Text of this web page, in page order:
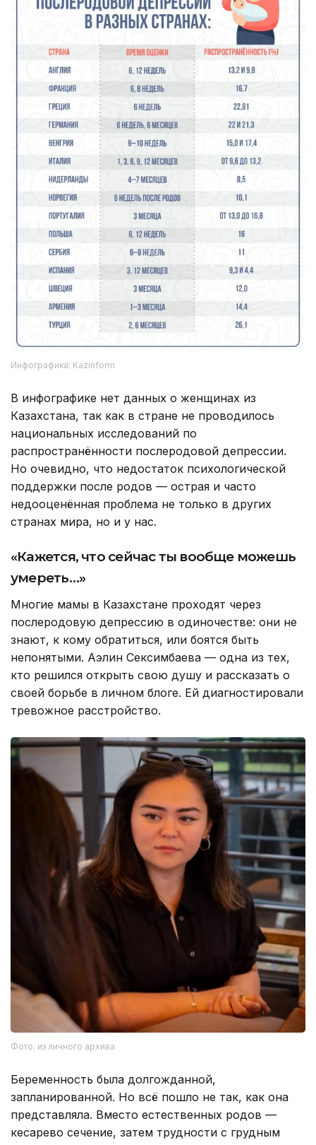
Инфографика: Kazinform
В инфографике нет данных о женщинах из
Казахстана, так как в стране не проводилось
национальных исследований по
распространённости послеродовой депрессии.
Но очевидно, что недостаток психологической
поддержки после родов — острая и часто
недооценённая проблема не только в других
странах мира, но и у нас.
«Кажется, что сейчас ты вообще можешь
умереть…»
Многие мамы в Казахстане проходят через
послеродовую депрессию в одиночестве: они не
знают, к кому обратиться, или боятся быть
непонятыми. Аэлин Сексимбаева — одна из тех,
кто решился открыть свою душу и рассказать о
своей борьбе в личном блоге. Ей диагностировали
тревожное расстройство.
Фото: из личного архива
Беременность была долгожданной,
запланированной. Но всё пошло не так, как она
представляла. Вместо естественных родов —
кесарево сечение, затем трудности с грудным